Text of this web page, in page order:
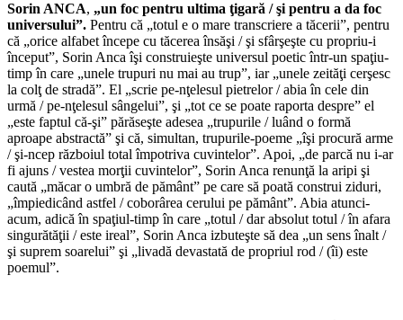
Sorin ANCA, „un foc pentru ultima ţigară / şi pentru a da foc
universului”. Pentru că „totul e o mare transcriere a tăcerii”, pentru
că „orice alfabet începe cu tăcerea însăşi / şi sfârşeşte cu propriu-i
început”, Sorin Anca îşi construieşte universul poetic într-un spaţiu-
timp în care „unele trupuri nu mai au trup”, iar „unele zeităţi cerşesc
la colţ de stradă”. El „scrie pe-nţelesul pietrelor / abia în cele din
urmă / pe-nţelesul sângelui”, şi „tot ce se poate raporta despre” el
„este faptul că-şi” părăseşte adesea „trupurile / luând o formă
aproape abstractă” şi că, simultan, trupurile-poeme „îşi procură arme
/ şi-ncep războiul total împotriva cuvintelor”. Apoi, „de parcă nu i-ar
fi ajuns / vestea morţii cuvintelor”, Sorin Anca renunţă la aripi şi
caută „măcar o umbră de pământ” pe care să poată construi ziduri,
„împiedicând astfel / coborârea cerului pe pământ”. Abia atunci-
acum, adică în spaţiul-timp în care „totul / dar absolut totul / în afara
singurătăţii / este ireal”, Sorin Anca izbuteşte să dea „un sens înalt /
şi suprem soarelui” şi „livadă devastată de propriul rod / (îi) este
poemul”.